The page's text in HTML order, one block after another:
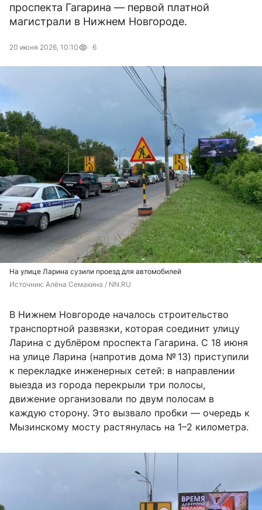
проспекта Гагарина — первой платной
магистрали в Нижнем Новгороде.
20 июня 2026, 10:10 6
На улице Ларина сузили проезд для автомобилей
Источник: Алёна Семакина / NN.RU
В Нижнем Новгороде началось строительство
транспортной развязки, которая соединит улицу
Ларина с дублёром проспекта Гагарина. С 18 июня
на улице Ларина (напротив дома № 13) приступили
к перекладке инженерных сетей: в направлении
выезда из города перекрыли три полосы,
движение организовали по двум полосам в
каждую сторону. Это вызвало пробки — очередь к
Мызинскому мосту растянулась на 1–2 километра.